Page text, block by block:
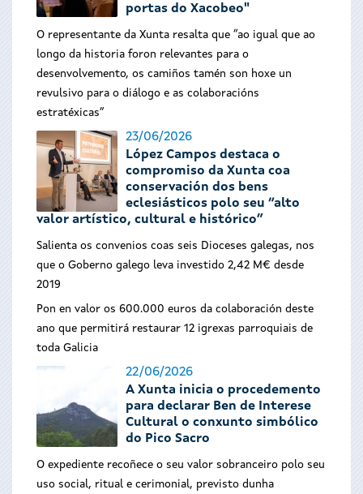
portas do Xacobeo"
O representante da Xunta resalta que “ao igual que ao
longo da historia foron relevantes para o
desenvolvemento, os camiños tamén son hoxe un
revulsivo para o diálogo e as colaboracións
estratéxicas”
23/06/2026
López Campos destaca o
compromiso da Xunta coa
conservación dos bens
eclesiásticos polo seu “alto
valor artístico, cultural e histórico”
Salienta os convenios coas seis Dioceses galegas, nos
que o Goberno galego leva investido 2,42 M€ desde
2019
Pon en valor os 600.000 euros da colaboración deste
ano que permitirá restaurar 12 igrexas parroquiais de
toda Galicia
22/06/2026
A Xunta inicia o procedemento
para declarar Ben de Interese
Cultural o conxunto simbólico
do Pico Sacro
O expediente recoñece o seu valor sobranceiro polo seu
uso social, ritual e cerimonial, previsto dunha